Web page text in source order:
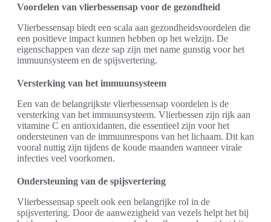
Voordelen van vlierbessensap voor de gezondheid
Vlierbessensap biedt een scala aan gezondheidsvoordelen die
een positieve impact kunnen hebben op het welzijn. De
eigenschappen van deze sap zijn met name gunstig voor het
immuunsysteem en de spijsvertering.
Versterking van het immuunsysteem
Een van de belangrijkste vlierbessensap voordelen is de
versterking van het immuunsysteem. Vlierbessen zijn rijk aan
vitamine C en antioxidanten, die essentieel zijn voor het
ondersteunen van de immuunrespons van het lichaam. Dit kan
vooral nuttig zijn tijdens de koude maanden wanneer virale
infecties veel voorkomen.
Ondersteuning van de spijsvertering
Vlierbessensap speelt ook een belangrijke rol in de
spijsvertering. Door de aanwezigheid van vezels helpt het bij